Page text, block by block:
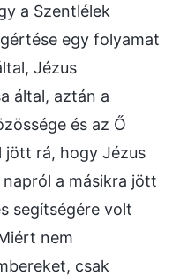
a Szentlélek
egy folyamat
Jézus
által, aztán a
és az Ő
jött rá, hogy Jézus
a másikra jött
segítségére volt
nem
csak